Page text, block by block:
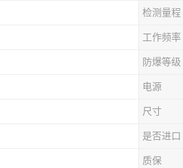
检测量程
工作频率
防爆等级
电源
尺寸
是否进口
质保